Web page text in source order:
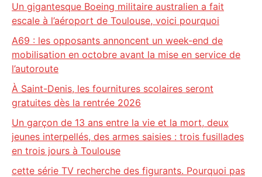
Un gigantesque Boeing militaire australien a fait
escale à l’aéroport de Toulouse, voici pourquoi
A69 : les opposants annoncent un week-end de
mobilisation en octobre avant la mise en service de
l’autoroute
À Saint-Denis, les fournitures scolaires seront
gratuites dès la rentrée 2026
Un garçon de 13 ans entre la vie et la mort, deux
jeunes interpellés, des armes saisies : trois fusillades
en trois jours à Toulouse
cette série TV recherche des figurants. Pourquoi pas